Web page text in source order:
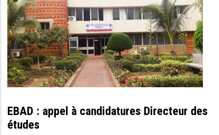
EBAD : appel à candidatures Directeur des
études